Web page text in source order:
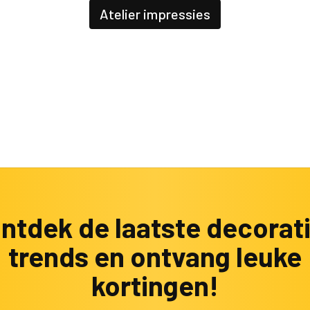
Atelier impressies
de laatste
trends en ontvang leuke
kortingen!